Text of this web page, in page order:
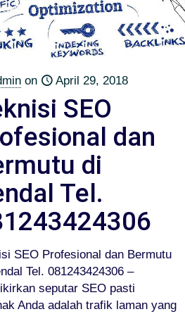
on April 29, 2018
SEO
dan
di
Tel.
SEO Profesional dan Bermutu
Tel. 081243424306 –
seputar SEO pasti
Anda adalah trafik laman yang